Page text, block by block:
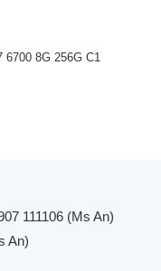
6700 8G 256G C1
111106 (Ms An)
An)